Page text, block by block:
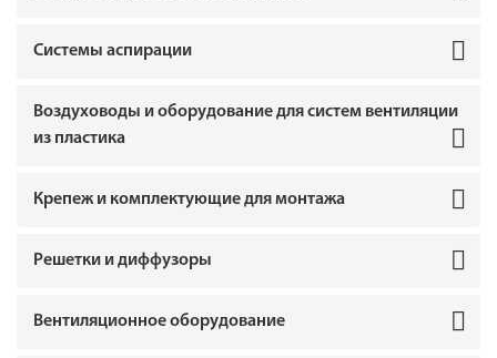
Системы аспирации
Воздуховоды и оборудование для систем вентиляции
из пластика
Крепеж и комплектующие для монтажа
Решетки и диффузоры
Вентиляционное оборудование